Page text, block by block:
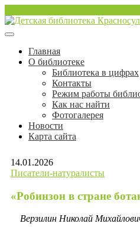
к
содержимому
Детская
Красносулинская Детская
Главная
О библиотеке
Библиотека в цифрах
Контакты
Режим работы
Как нас найти
Фотогалерея
Новости
Карта сайта
14.01.2026
Писатели-натуралисты
«Робинзон в стране
Верзилин Николай